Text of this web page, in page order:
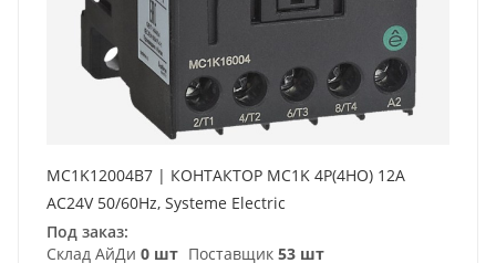
MC1K12004B7 | КОНТАКТОР MC1K 4P(4НО) 12A
AC24V 50/60Hz, Systeme Electric
Под заказ:
Склад АйДи 0 шт Поставщик 53 шт